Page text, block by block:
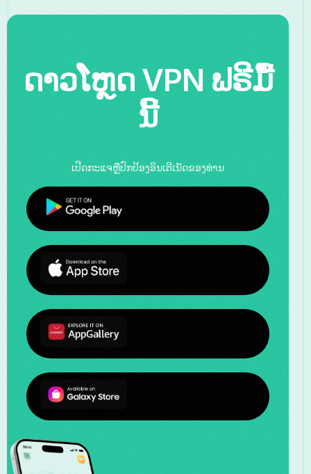
ດາວໂຫຼດ VPN ຟຣີມື້
ນີ້
ເປີດກະແຈຫຼືປົກປ້ອງອິນເຕີເນັດຂອງທ່ານ